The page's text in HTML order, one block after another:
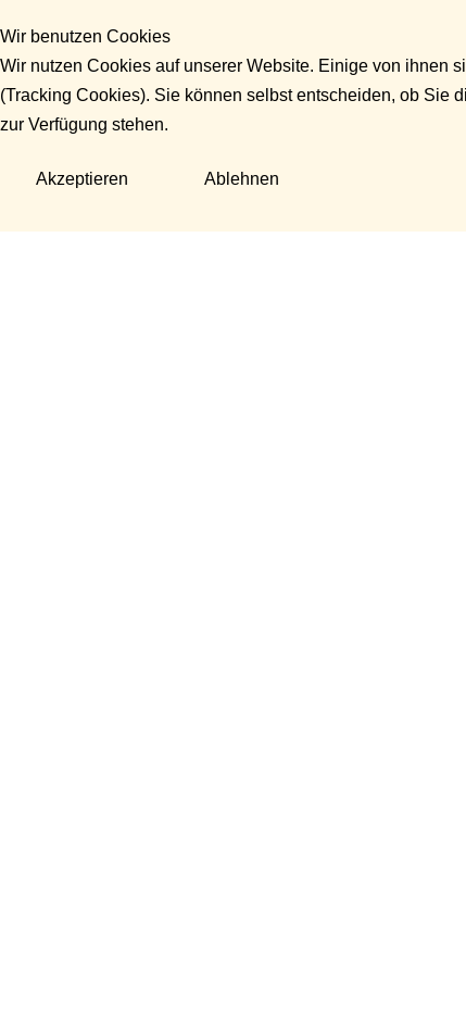
Wir benutzen Cookies
Wir nutzen Cookies auf unserer Website. Einige von ihnen
(Tracking Cookies). Sie können selbst entscheiden, ob Sie
zur Verfügung stehen.
Akzeptieren Ablehnen